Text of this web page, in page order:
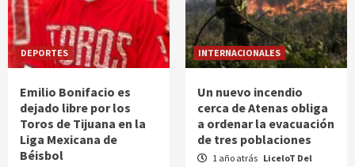
DEPORTES
Emilio Bonifacio es
dejado libre por los
Toros de Tijuana en la
Liga Mexicana de
Béisbol
INTERNACIONALES
Un nuevo incendio
cerca de Atenas obliga
a ordenar la evacuación
de tres poblaciones
1 año atrás LiceloT Del